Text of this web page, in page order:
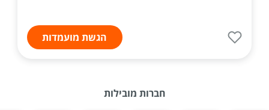
הגשת מועמדות
חברות מובילות